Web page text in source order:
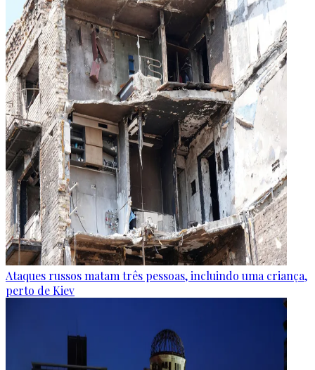
Ataques russos matam três pessoas, incluindo uma criança,
perto de Kiev